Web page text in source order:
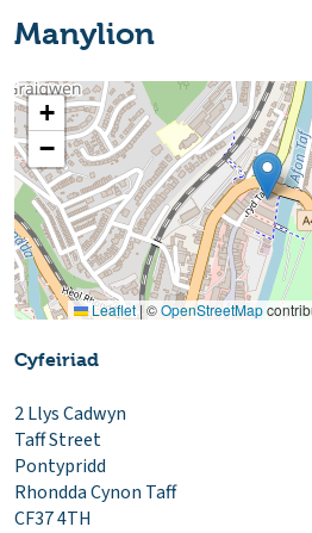
Manylion
+
−
Leaflet | ©OpenStreetMap
Cyfeiriad
2 Llys Cadwyn
Taff Street
Pontypridd
Rhondda Cynon Taff
CF37 4TH